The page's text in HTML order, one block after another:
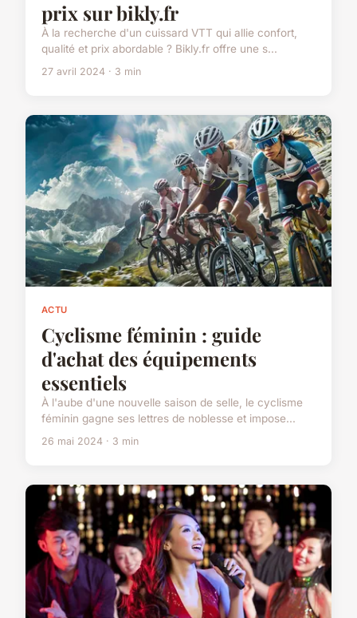
prix sur bikly.fr
À la recherche d'un cuissard VTT qui allie confort,
qualité et prix abordable ? Bikly.fr offre une s...
27 avril 2024 · 3 min
ACTU
Cyclisme féminin : guide
d'achat des équipements
essentiels
À l'aube d'une nouvelle saison de selle, le cyclisme
féminin gagne ses lettres de noblesse et impose...
26 mai 2024 · 3 min